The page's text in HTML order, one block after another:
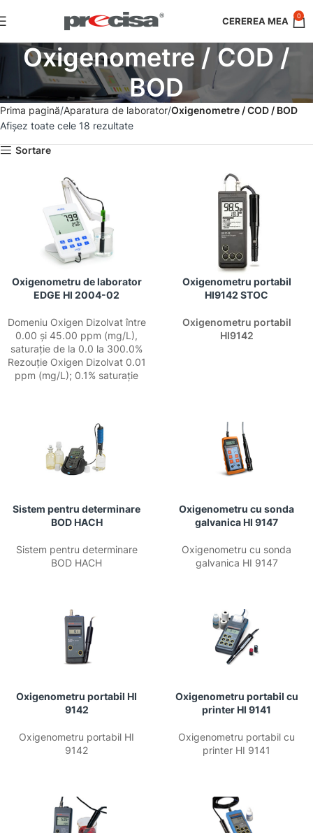
0
Oxigenometre / COD /
BOD
Prima pagină Aparatura de laborator Oxigenometre / COD / BOD
Afișez toate cele 18 rezultate
Sortare
Oxigenometru de laborator
EDGE HI 2004-02
Domeniu Oxigen Dizolvat între
0.00 și 45.00 ppm (mg/L),
saturație de la 0.0 la 300.0%
Rezouţie Oxigen Dizolvat 0.01
ppm (mg/L); 0.1% saturație
Oxigenometru portabil
HI9142 STOC
Oxigenometru portabil
HI9142
Sistem pentru determinare
BOD HACH
Sistem pentru determinare
BOD HACH
Oxigenometru cu sonda
galvanica HI 9147
Oxigenometru cu sonda
galvanica HI 9147
Oxigenometru portabil HI
9142
Oxigenometru portabil HI
9142
Oxigenometru portabil cu
printer HI 9141
Oxigenometru portabil cu
printer HI 9141